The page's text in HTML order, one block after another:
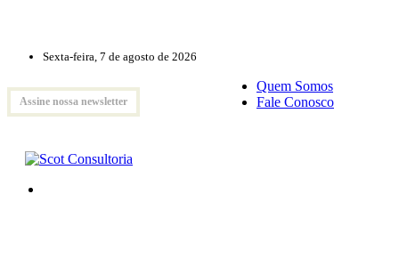
Sexta-feira, 7 de agosto de 2026
Assine nossa newsletter
Quem Somos
Fale Conosco